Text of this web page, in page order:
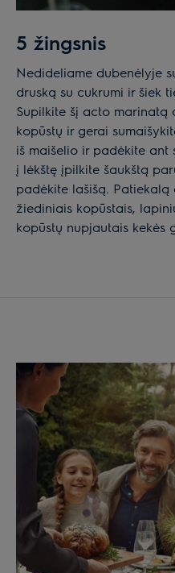
5 žingsnis
Nedideliame dubenėlyje sumaišykite vandenį su actu,
druską su cukrumi ir šiek
Supilkite šį acto marinatą
kopūstų ir gerai
iš maišelio ir padėkite ant
į lėkštę įpilkite šaukštą
padėkite lašišą.
žiediniais kopūstais,
kopūstų nupjautais kekės